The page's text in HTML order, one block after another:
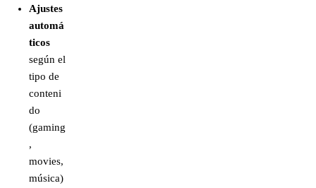
Ajustes
automá
ticos
según el
tipo de
conteni
do
(gaming
,
movies,
música)